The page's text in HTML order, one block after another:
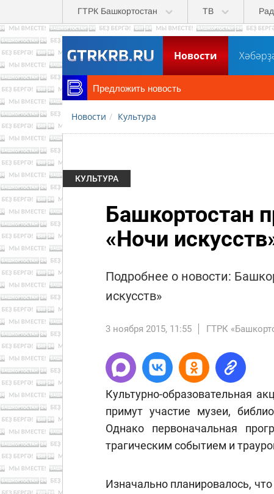
Перейти к основному содержанию
ГТРК Башкортостан ТВ
Новости
Предложить новость
Новости Культура
КУЛЬТУРА
Башкортостан
«Ночи
Подробнее о новости:
искусств»
3 ноября 2015, 11:55 ГТРК
Культурно-образовательная
примут участие музеи,
Однако первоначальная
трагическим событием и
Изначально планировалось,